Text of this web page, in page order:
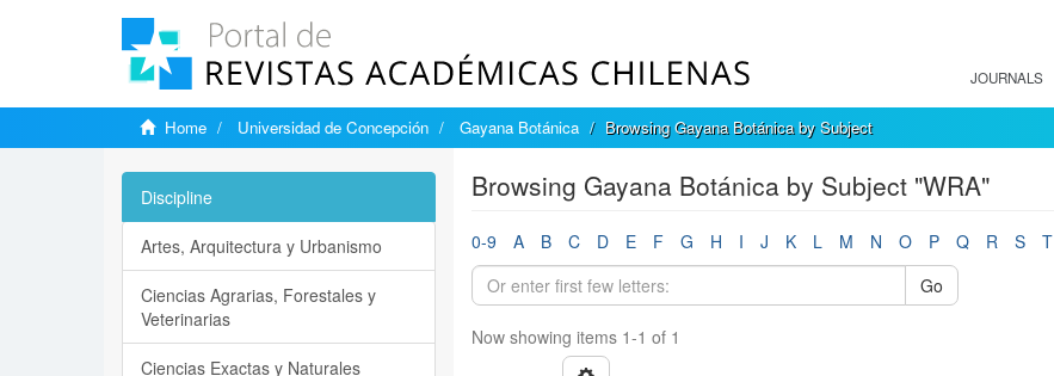
JOURNALS
Home Universidad de Concepción Gayana Botánica Browsing Gayana Botánica by Subject
Browsing Gayana Botánica by Subject "WRA"
0-9 A B C D E F G H I J K L M N O P Q R S T
Go
Now showing items 1-1 of 1
Discipline
Artes, Arquitectura y Urbanismo
Ciencias Agrarias, Forestales y
Veterinarias
Ciencias Exactas y Naturales